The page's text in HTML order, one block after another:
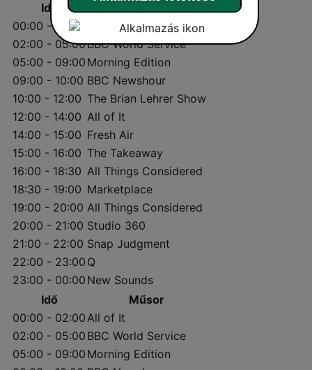
Idő
Műsor
00:00 - 02:00
All of It
02:00 - 05:00BBC World Service
05:00 - 09:00 Morning Edition
09:00 - 10:00 BBC Newshour
10:00 - 12:00 The Brian Lehrer Show
12:00 - 14:00 All of It
14:00 - 15:00 Fresh Air
15:00 - 16:00 The Takeaway
16:00 - 18:30 All Things Considered
18:30 - 19:00 Marketplace
19:00 - 20:00 All Things Considered
20:00 - 21:00 Studio 360
21:00 - 22:00 Snap Judgment
22:00 - 23:00 Q
23:00 - 00:00 New Sounds
Idő
Műsor
00:00 - 02:00All of It
02:00 - 05:00 BBC World Service
05:00 - 09:00 Morning Edition